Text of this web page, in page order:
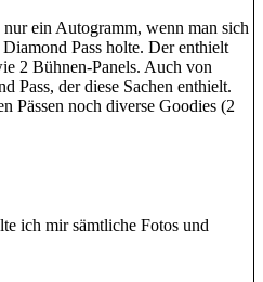
ein Autogramm, wenn man sich
Pass holte. Der enthielt
2 Bühnen-Panels. Auch von
Pass, der diese Sachen enthielt.
Pässen noch diverse Goodies (2
ich mir sämtliche Fotos und